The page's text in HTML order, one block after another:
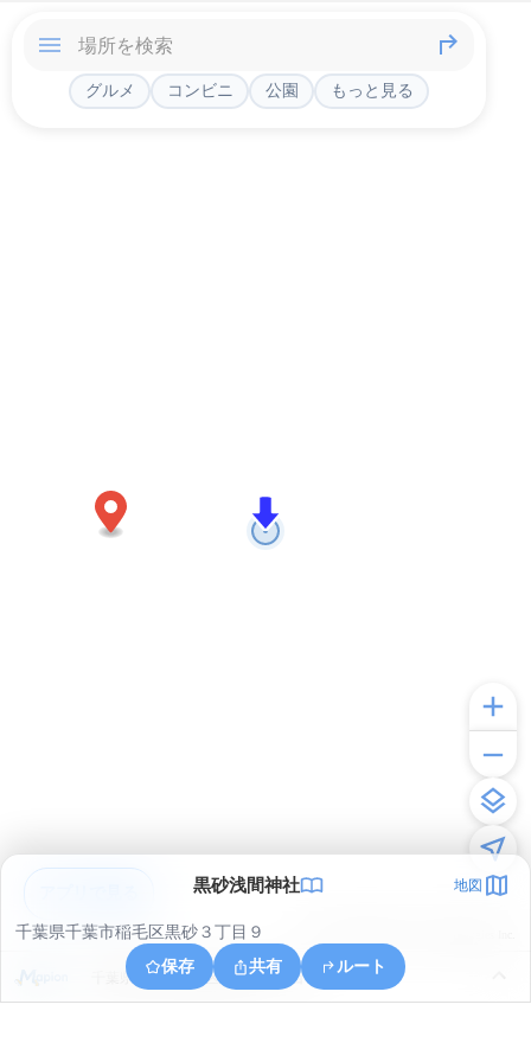
グルメ コンビニ 公園 もっと見る
黒砂浅間神社 地図
千葉県千葉市稲毛区黒砂３丁目９
保存
共有 ルート
千葉県千葉市稲毛区黒砂台３丁目１